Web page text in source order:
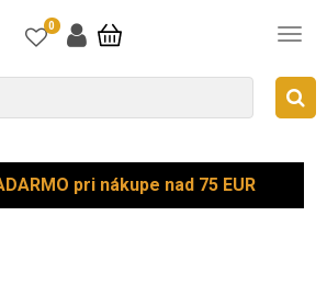
0
pri nákupe nad 75 EUR